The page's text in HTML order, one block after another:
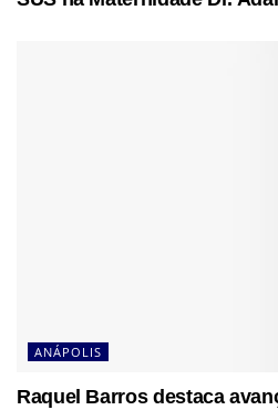
ANÁPOLIS
Raquel Barros destaca